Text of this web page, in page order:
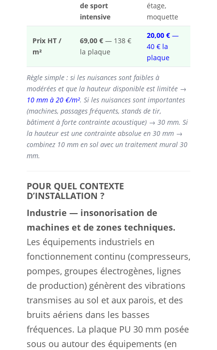
de sport
intensive
étage,
moquette
Prix HT /
m²
69,00 € — 138 €
la plaque
20,00 € —
40 € la
plaque
Règle simple : si les nuisances sont faibles à
modérées et que la hauteur disponible est limitée →
10 mm à 20 €/m². Si les nuisances sont importantes
(machines, passages fréquents, stands de tir,
bâtiment à forte contrainte acoustique) → 30 mm. Si
la hauteur est une contrainte absolue en 30 mm →
combinez 10 mm en sol avec un traitement mural 30
mm.
POUR QUEL CONTEXTE
D’INSTALLATION ?
Industrie — insonorisation de
machines et de zones techniques.
Les équipements industriels en
fonctionnement continu (compresseurs,
pompes, groupes électrogènes, lignes
de production) génèrent des vibrations
transmises au sol et aux parois, et des
bruits aériens dans les basses
fréquences. La plaque PU 30 mm posée
sous ou autour des équipements (en